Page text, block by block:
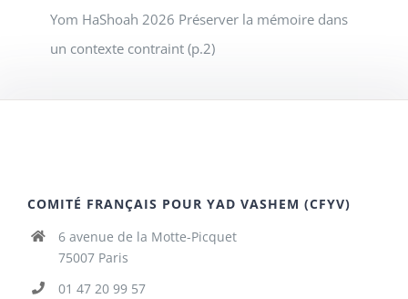
Yom HaShoah 2026 Préserver la mémoire dans
un contexte contraint (p.2)
COMITÉ FRANÇAIS POUR YAD VASHEM (CFYV)
6 avenue de la Motte-Picquet
75007 Paris
01 47 20 99 57